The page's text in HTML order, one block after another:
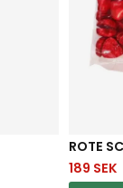
ROTE
189 SEK